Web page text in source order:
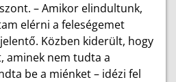
– Amikor elindultunk,
elérni a feleségemet
Közben kiderült, hogy
aminek nem tudta a
be a miénket – idézi fel